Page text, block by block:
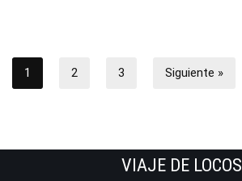
1 2 3 Siguiente »
VIAJE DE LOCOS